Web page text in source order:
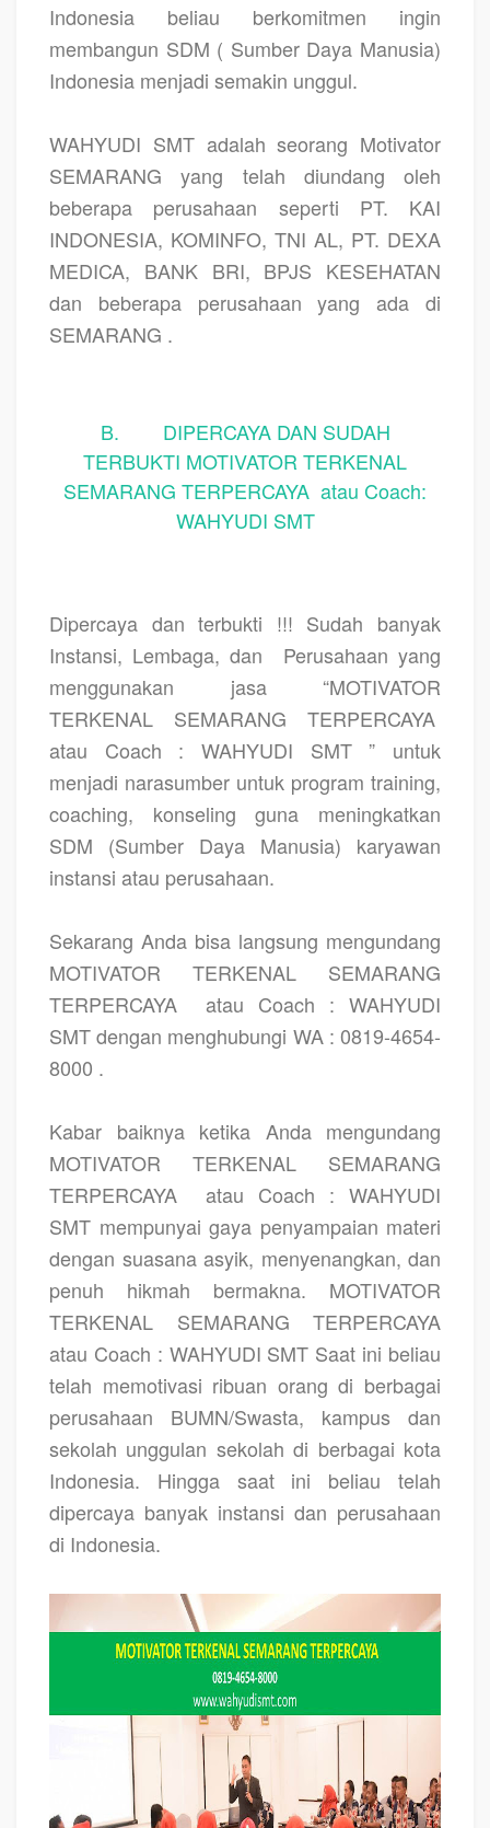
Indonesia beliau berkomitmen ingin
membangun SDM ( Sumber Daya Manusia)
Indonesia menjadi semakin unggul.
WAHYUDI SMT adalah seorang Motivator
SEMARANG yang telah diundang oleh
beberapa perusahaan seperti PT. KAI
INDONESIA, KOMINFO, TNI AL, PT. DEXA
MEDICA, BANK BRI, BPJS KESEHATAN
dan beberapa perusahaan yang ada di
SEMARANG .
B. DIPERCAYA DAN SUDAH
TERBUKTI MOTIVATOR TERKENAL
SEMARANG TERPERCAYA atau Coach:
WAHYUDI SMT
Dipercaya dan terbukti !!! Sudah banyak
Instansi, Lembaga, dan
Perusahaan yang
menggunakan jasa “MOTIVATOR
TERKENAL SEMARANG TERPERCAYA
atau Coach : WAHYUDI SMT ” untuk
menjadi narasumber untuk program training,
coaching, konseling guna meningkatkan
SDM (Sumber Daya Manusia) karyawan
instansi atau perusahaan.
Sekarang Anda bisa langsung mengundang
MOTIVATOR TERKENAL SEMARANG
TERPERCAYA
atau Coach : WAHYUDI
SMT dengan menghubungi WA : 0819-4654-
8000 .
Kabar baiknya ketika Anda mengundang
MOTIVATOR TERKENAL SEMARANG
TERPERCAYA
atau Coach : WAHYUDI
SMT mempunyai gaya penyampaian materi
dengan suasana asyik, menyenangkan, dan
penuh hikmah bermakna. MOTIVATOR
TERKENAL SEMARANG TERPERCAYA
atau Coach : WAHYUDI SMT Saat ini beliau
telah memotivasi ribuan orang di berbagai
perusahaan BUMN/Swasta, kampus dan
sekolah unggulan sekolah di berbagai kota
Indonesia. Hingga saat ini beliau telah
dipercaya banyak instansi dan perusahaan
di Indonesia.